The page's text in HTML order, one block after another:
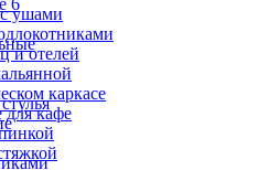
6
ушами
и отелей
каркасе
для кафе